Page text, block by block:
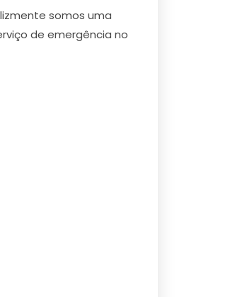
somos uma
de emergência no